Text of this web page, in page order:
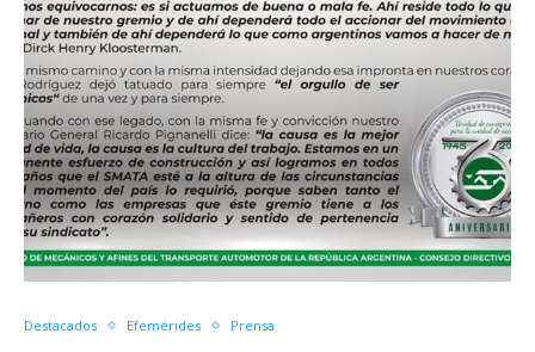
Destacados Efemérides Prensa